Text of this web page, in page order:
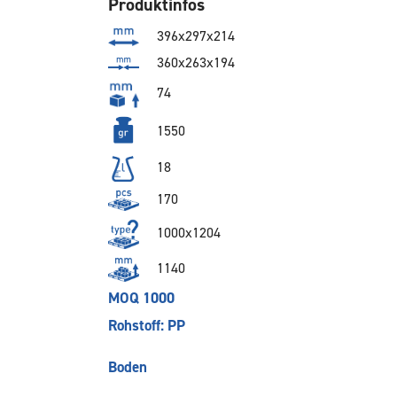
396x297x214
360x263x194
74
1550
18
170
1000x1204
1140
MOQ 1000
Rohstoff: PP
Boden